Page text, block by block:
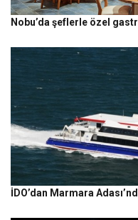
Nobu’da şeflerle özel
İDO’dan Marmara